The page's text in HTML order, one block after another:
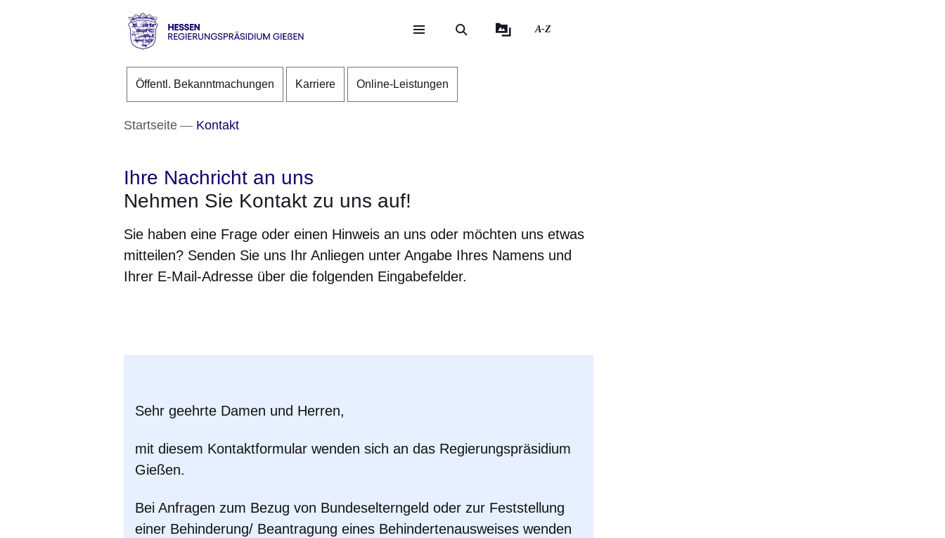
Direkt zum Kopf der Seite
Direkt zum Inhalt
Direkt zum Fuß der Seite
RP
A-Z
Öffentl. Bekanntmachungen Karriere Online-Leistungen
Startseite Kontakt
Ihre Nachricht an uns
Nehmen Sie Kontakt zu uns auf!
Sie haben eine Frage oder einen Hinweis an uns oder möchten uns etwas
mitteilen? Senden Sie uns Ihr Anliegen unter Angabe Ihres Namens und
Ihrer E-Mail-Adresse über die folgenden Eingabefelder.
Sehr geehrte Damen und Herren,
mit diesem Kontaktformular wenden sich an das Regierungspräsidium
Gießen.
Bei Anfragen zum Bezug von Bundeselterngeld oder zur Feststellung
einer Behinderung/ Beantragung eines Behindertenausweises wenden